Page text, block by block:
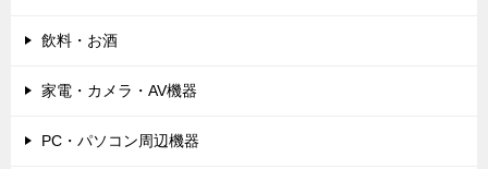
飲料・お酒
家電・カメラ・AV機器
PC・パソコン周辺機器